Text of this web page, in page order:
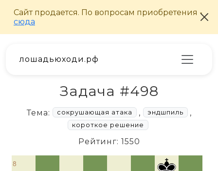
лошадьюходи.рф
Задача #498
Тема: сокрушающая атака , эндшпиль ,
короткое решение
Рейтинг: 1550
8